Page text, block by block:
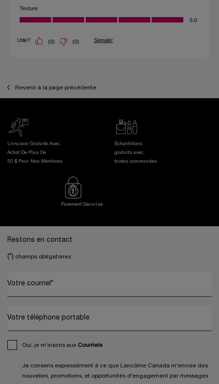
Revenir à la page précédente
Livraison Gratuite Avec
Achat De Plus De
50 $ Pour Nos Membres
Échantillons
gratuits avec
toutes commandes
Paiement Sécurisé
Restons en contact
(*) champs obligatoires
Votre courriel *
Votre téléphone portable
Oui, je m’inscris aux Courriels
Je consens expressément à ce que Lancôme Canada m'envoie des
nouvelles, promotions, et opportunités d'engagement par messages